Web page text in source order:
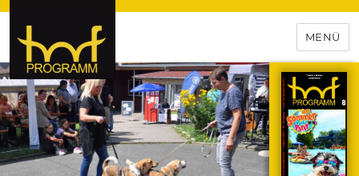
hof-programm – das
Veranstaltungsportal für
Hochfranken
MENÜ